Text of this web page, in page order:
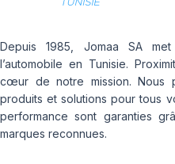
Depuis 1985, Jomaa SA
l’automobile en Tunisie.
cœur de notre mission. Nous
produits et solutions pour tous
performance sont garanties
marques reconnues.